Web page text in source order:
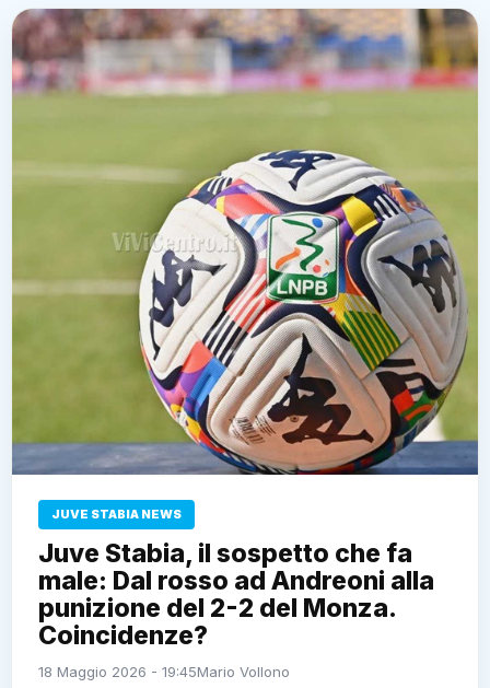
JUVE STABIA NEWS
Juve Stabia, il sospetto che fa
male: Dal rosso ad Andreoni alla
punizione del 2-2 del Monza.
Coincidenze?
18 Maggio 2026 - 19:45Mario Vollono